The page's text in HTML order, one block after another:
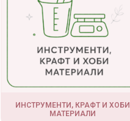
ИНСТРУМЕНТИ, КРАФТ И ХОБИ
МАТЕРИАЛИ